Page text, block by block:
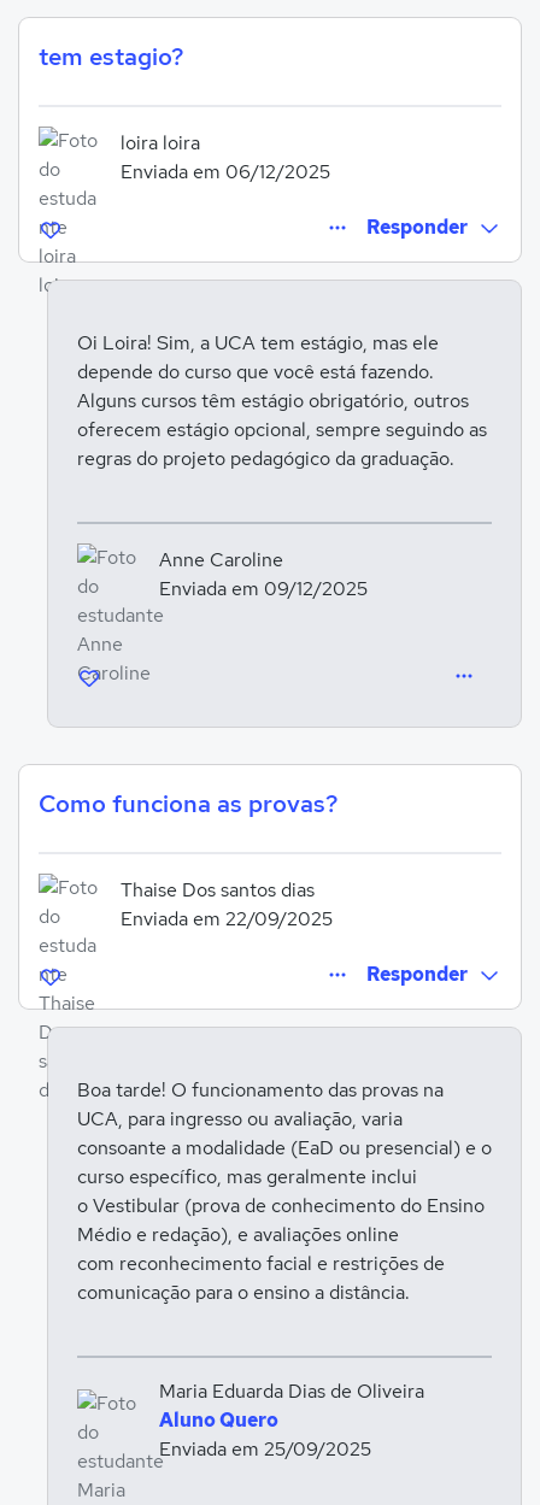
tem estagio?
loira loira
Enviada em 06/12/2025
Responder
Entrar para responder
Oi Loira! Sim, a UCA tem estágio, mas ele
depende do curso que você está fazendo.
Alguns cursos têm estágio obrigatório, outros
oferecem estágio opcional, sempre seguindo as
regras do projeto pedagógico da graduação.
Anne Caroline
Enviada em 09/12/2025
Como funciona as provas?
Thaise Dos santos dias
Enviada em 22/09/2025
Responder
Entrar para responder
Boa tarde! O funcionamento das provas na
UCA, para ingresso ou avaliação, varia
consoante a modalidade (EaD ou presencial) e o
curso específico, mas geralmente inclui
o Vestibular (prova de conhecimento do Ensino
Médio e redação), e avaliações online
com reconhecimento facial e restrições de
comunicação para o ensino a distância.
Maria Eduarda Dias de Oliveira
Aluno Quero
Enviada em 25/09/2025